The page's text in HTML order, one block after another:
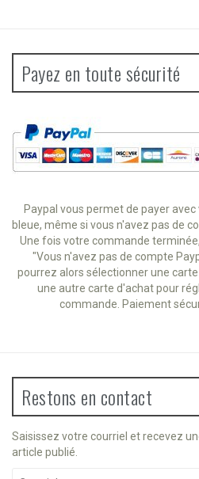
Payez en toute sécurité
Paypal vous permet de payer
bleue, même si vous n'avez pas de
Une fois votre commande
"Vous n'avez pas de compte
pourrez alors sélectionner une
une autre carte d'achat pour
commande. Paiement
Restons en contact
Saisissez votre courriel et recevez
article publié.